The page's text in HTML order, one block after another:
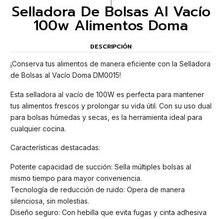
Selladora De Bolsas Al Vacío
100w Alimentos Doma
DESCRIPCIÓN
¡Conserva tus alimentos de manera eficiente con la Selladora
de Bolsas al Vacío Doma DM0015!
Esta selladora al vacío de 100W es perfecta para mantener
tus alimentos frescos y prolongar su vida útil. Con su uso dual
para bolsas húmedas y secas, es la herramienta ideal para
cualquier cocina.
Características destacadas:
Potente capacidad de succión: Sella múltiples bolsas al
mismo tiempo para mayor conveniencia.
Tecnología de reducción de ruido: Opera de manera
silenciosa, sin molestias.
Diseño seguro: Con hebilla que evita fugas y cinta adhesiva